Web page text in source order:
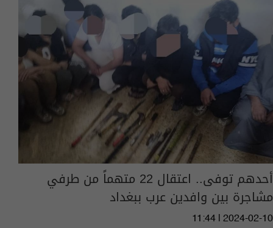
أحدهم توفى.. اعتقال 22 متهماً من طرفي
مشاجرة بين وافدين عرب ببغداد
11:44 | 2024-02-10